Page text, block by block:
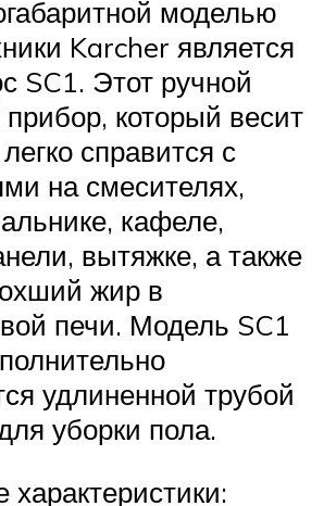
моделью
Karcher является
SC1. Этот ручной
который весит
справится с
на смесителях,
кафеле,
вытяжке, а также
жир в
печи. Модель SC1
удлиненной трубой
уборки пола.
характеристики: